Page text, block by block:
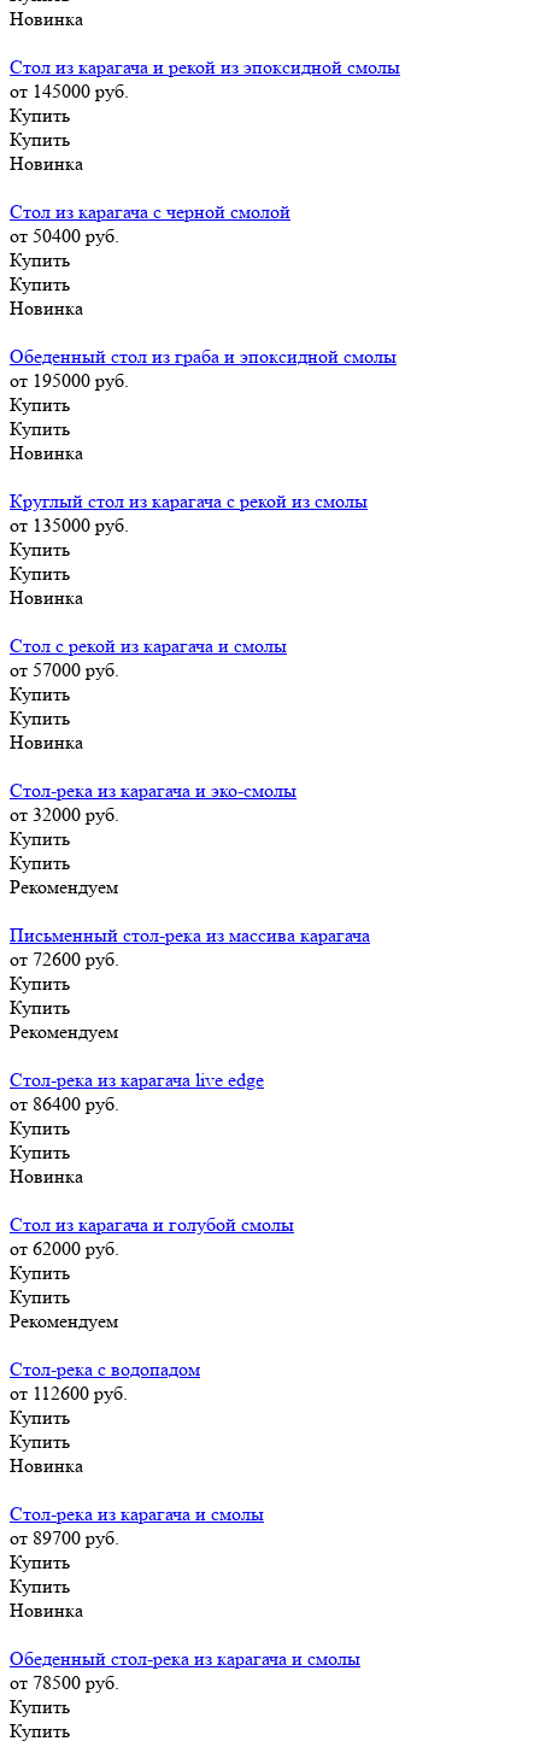
Новинка
Стол из карагача и рекой из эпоксидной смолы
от 145000 руб.
Купить
Купить
Новинка
Стол из карагача с черной смолой
от 50400 руб.
Купить
Купить
Новинка
Обеденный стол из граба и эпоксидной смолы
от 195000 руб.
Купить
Купить
Новинка
Круглый стол из карагача с рекой из смолы
от 135000 руб.
Купить
Купить
Новинка
Стол с рекой из карагача и смолы
от 57000 руб.
Купить
Купить
Новинка
Стол-река из карагача и эко-смолы
от 32000 руб.
Купить
Купить
Рекомендуем
Письменный стол-река из массива карагача
от 72600 руб.
Купить
Купить
Рекомендуем
Стол-река из карагача live edge
от 86400 руб.
Купить
Купить
Новинка
Стол из карагача и голубой смолы
от 62000 руб.
Купить
Купить
Рекомендуем
Стол-река с водопадом
от 112600 руб.
Купить
Купить
Новинка
Стол-река из карагача и смолы
от 89700 руб.
Купить
Купить
Новинка
Обеденный стол-река из карагача и смолы
от 78500 руб.
Купить
Купить